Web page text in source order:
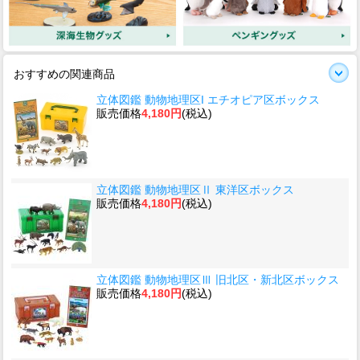
おすすめの関連商品
立体図鑑 動物地理区I エチオピア区ボックス
販売価格4,180円(税込)
立体図鑑 動物地理区Ⅱ 東洋区ボックス
販売価格4,180円(税込)
立体図鑑 動物地理区Ⅲ 旧北区・新北区ボックス
販売価格4,180円(税込)